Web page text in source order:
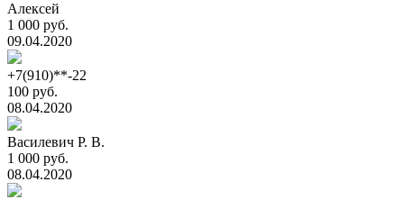
Алексей
1 000 руб.
09.04.2020
+7(910)**-22
100 руб.
08.04.2020
Василевич Р. В.
1 000 руб.
08.04.2020